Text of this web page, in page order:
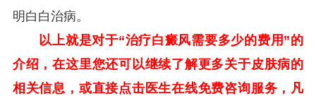
明白白治病。
以上就是对于“治疗白癜风需要多少的费用”的
介绍，在这里您还可以继续了解更多关于皮肤病的
相关信息，或直接点击医生在线免费咨询服务，凡